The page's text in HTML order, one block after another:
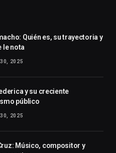
Quién es, su trayectoria y
le nota
2025
y su creciente
público
2025
Músico, compositor y